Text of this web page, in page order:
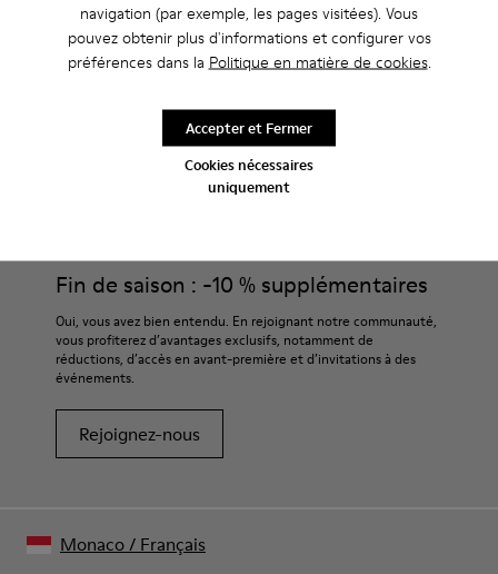
navigation (par exemple, les pages visitées). Vous
pouvez obtenir plus d'informations et configurer vos
préférences dans la Politique en matière de cookies.
Cookies nécessaires
uniquement
Accepter et Fermer
ARCHIVE COLLECTION ACCESSORIES
ACCESSOIRES POUR HOMME
Fin de saison : -10 % supplémentaires
Oui, vous avez bien entendu. En rejoignant notre communauté,
vous profiterez d’avantages exclusifs, notamment de
réductions, d’accès en avant-première et d’invitations à des
événements.
Rejoignez-nous
Monaco/ Français